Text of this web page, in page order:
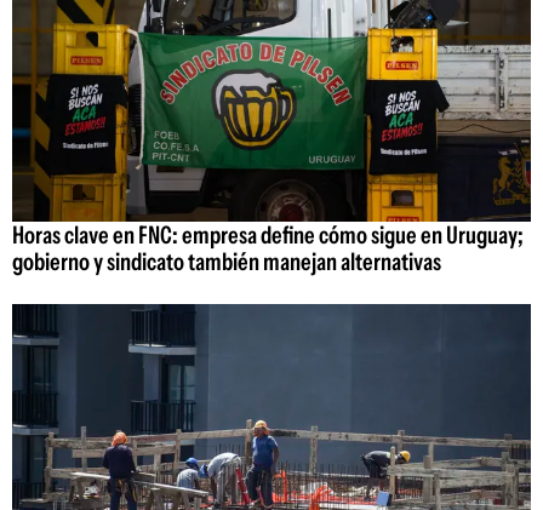
Horas clave en FNC: empresa define cómo sigue en Uruguay;
gobierno y sindicato también manejan alternativas